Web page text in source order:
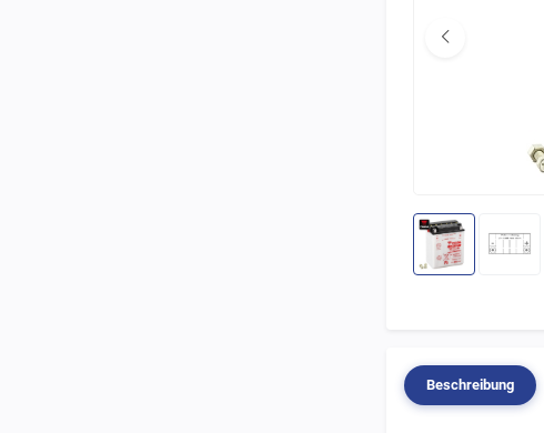
Beschreibung